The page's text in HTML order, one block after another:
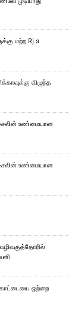
மற்ற Rj s
விழுந்த
உண்மையான
உண்மையான
கோட்டையை ஒற்றை